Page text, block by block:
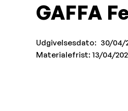
GAFFA
Udgivelsesdato: 30/04/
Materialefrist: 13/04/